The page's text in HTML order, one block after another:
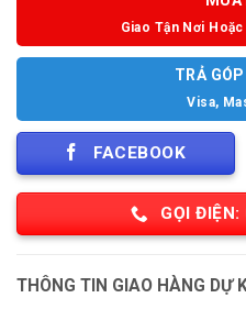
Giao Tận Nơi
TRẢ
Visa,
FACEBOOK
GỌI
THÔNG TIN GIAO HÀNG DỰ